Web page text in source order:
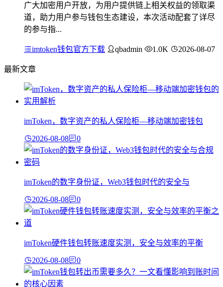
广大加密用户开放，为用户提供链上相关权益的领取渠
道，助力用户参与钱包生态建设，本次活动配套了详尽
的参与指...
imtoken钱包官方下载 qbadmin 1.0K 2026-08-07
最新文章
imToken，数字资产的私人保险柜—移动端加密钱包
2026-08-08 0
imToken的数字身份证，Web3钱包时代的安全与
2026-08-08 0
imToken硬件钱包转账速度实测，安全与效率的平衡
2026-08-08 0